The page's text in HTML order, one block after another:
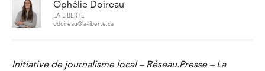
Ophélie Doireau
LA LIBERTÉ
odoireau@la-liberte.ca
Initiative de journalisme local – Réseau.Presse – La